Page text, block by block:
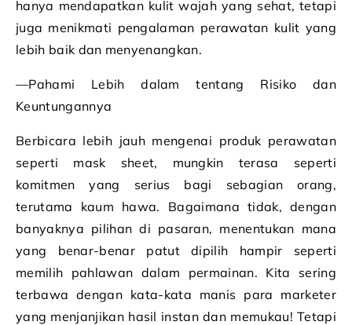
hanya mendapatkan kulit wajah yang sehat, tetapi
juga menikmati pengalaman perawatan kulit yang
lebih baik dan menyenangkan.
—Pahami Lebih dalam tentang Risiko dan
Keuntungannya
Berbicara lebih jauh mengenai produk perawatan
seperti mask sheet, mungkin terasa seperti
komitmen yang serius bagi sebagian orang,
terutama kaum hawa. Bagaimana tidak, dengan
banyaknya pilihan di pasaran, menentukan mana
yang benar-benar patut dipilih hampir seperti
memilih pahlawan dalam permainan. Kita sering
terbawa dengan kata-kata manis para marketer
yang menjanjikan hasil instan dan memukau! Tetapi